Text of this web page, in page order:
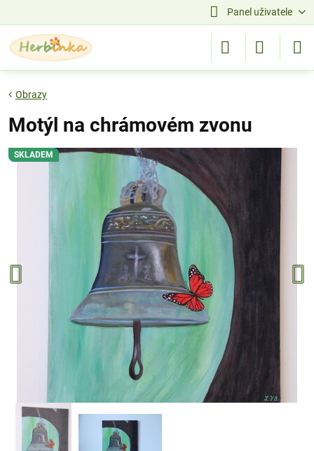
Panel uživatele
SKLADEM
Obrazy
Motýl na chrámovém zvonu